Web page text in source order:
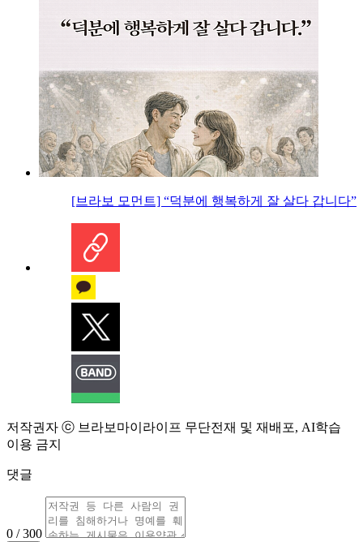
[브라보 모먼트] “덕분에 행복하게 잘 살다 갑니다”
저작권자 ⓒ 브라보마이라이프 무단전재 및 재배포, AI학습
이용 금지
댓글
0 / 300